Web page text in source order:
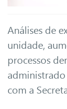
Análises de
unidade,
processos
com a